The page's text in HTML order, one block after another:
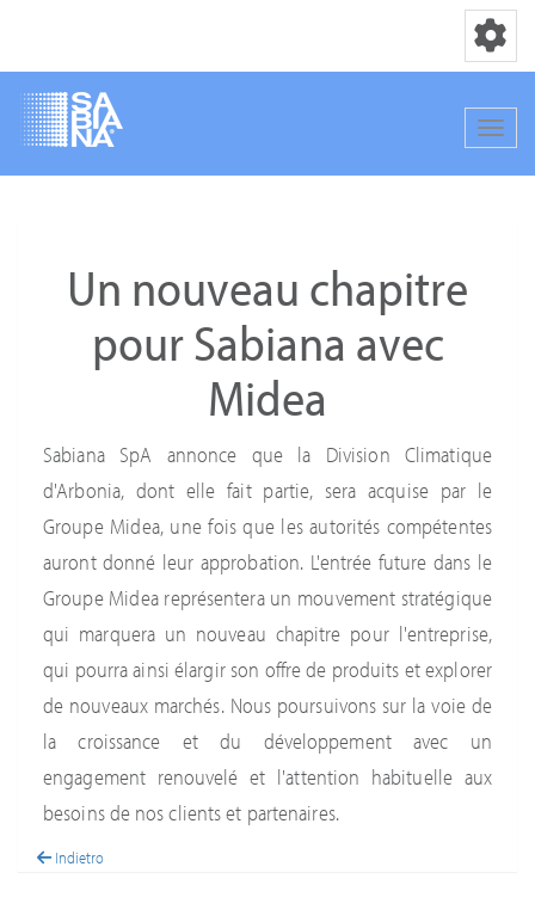
Basculer
Un nouveau chapitre
pour Sabiana avec
Midea
Sabiana SpA annonce que la Division Climatique
d'Arbonia, dont elle fait partie, sera acquise par le
Groupe Midea, une fois que les autorités compétentes
auront donné leur approbation. L'entrée future dans le
Groupe Midea représentera un mouvement stratégique
qui marquera un nouveau chapitre pour l'entreprise,
qui pourra ainsi élargir son offre de produits et explorer
de nouveaux marchés. Nous poursuivons sur la voie de
la croissance et du développement avec un
engagement renouvelé et l'attention habituelle aux
besoins de nos clients et partenaires.
Indietro